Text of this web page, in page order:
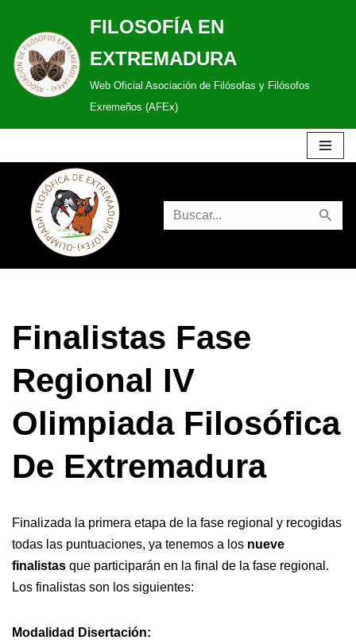
Saltar
al
contenido
FILOSOFÍA EN
EXTREMADURA
Web Oficial Asociación de Filósofas y Filósofos
Exremeños (AFEx)
Finalistas Fase
Regional IV
Olimpiada Filosófica
De Extremadura
Finalizada la primera etapa de la fase regional y recogidas
todas las puntuaciones, ya tenemos a los nueve
finalistas que participarán en la final de la fase regional.
Los finalistas son los siguientes:
Modalidad Disertación: